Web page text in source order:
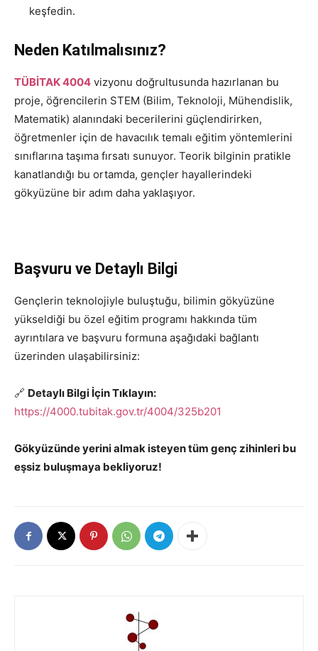
keşfedin.
Neden Katılmalısınız?
TÜBİTAK 4004 vizyonu doğrultusunda hazırlanan bu
proje, öğrencilerin STEM (Bilim, Teknoloji, Mühendislik,
Matematik) alanındaki becerilerini güçlendirirken,
öğretmenler için de havacılık temalı eğitim yöntemlerini
sınıflarına taşıma fırsatı sunuyor. Teorik bilginin pratikle
kanatlandığı bu ortamda, gençler hayallerindeki
gökyüzüne bir adım daha yaklaşıyor.
Başvuru ve Detaylı Bilgi
Gençlerin teknolojiyle buluştuğu, bilimin gökyüzüne
yükseldiği bu özel eğitim programı hakkında tüm
ayrıntılara ve başvuru formuna aşağıdaki bağlantı
üzerinden ulaşabilirsiniz:
🔗 Detaylı Bilgi İçin Tıklayın:
https://4000.tubitak.gov.tr/4004/325b201
Gökyüzünde yerini almak isteyen tüm genç zihinleri bu
eşsiz buluşmaya bekliyoruz!